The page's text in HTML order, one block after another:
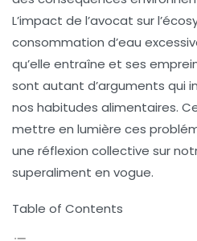
L’impact de l’avocat sur
consommation d’eau
qu’elle entraîne et ses
sont autant d’arguments qui
nos habitudes alimentaires.
mettre en lumière ces
une réflexion collective sur
superaliment en vogue.
Table of Contents